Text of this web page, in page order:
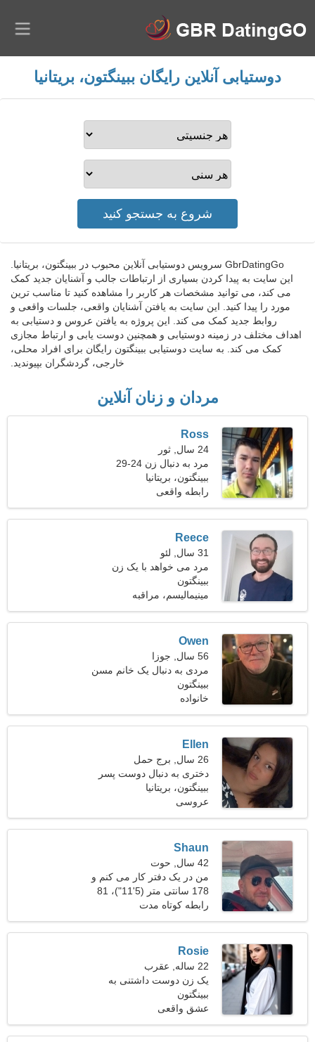
دوستیابی آنلاین رایگان ببینگتون، بریتانیا
GbrDatingGo سرویس دوستیابی آنلاین محبوب در ببینگتون، بریتانیا.
این سایت به پیدا کردن بسیاری از ارتباطات جالب و آشنایان جدید کمک
می کند، می توانید مشخصات هر کاربر را مشاهده کنید تا مناسب ترین
مورد را پیدا کنید. این سایت به یافتن آشنایان واقعی، جلسات واقعی و
روابط جدید کمک می کند. این پروژه به یافتن عروس و دستیابی به
اهداف مختلف در زمینه دوستیابی و همچنین دوست یابی و ارتباط مجازی
کمک می کند. به سایت دوستیابی ببینگتون رایگان برای افراد محلی،
خارجی، گردشگران بپیوندید.
مردان و زنان آنلاین
Ross
24 سال, ثور
مرد به دنبال زن 24-29
ببینگتون، بریتانیا
رابطه واقعی
Reece
31 سال, لئو
مرد می خواهد با یک زن
ملاقات کند
ببینگتون
مینیمالیسم، مراقبه
Owen
56 سال, جوزا
مردی به دنبال یک خانم مسن
47-52
ببینگتون
خانواده
Ellen
26 سال, برج حمل
دختری به دنبال دوست پسر
ببینگتون، بریتانیا
عروسی
Shaun
42 سال, حوت
من در یک دفتر کار می کنم و
به دنبال یک زن رمانتیک هستم
178 سانتی متر (5'11")، 81
کیلوگرم (178 پوند)
رابطه کوتاه مدت
Rosie
22 ساله, عقرب
یک زن دوست داشتنی به
دنبال کسی مثل شما می
گردد
ببینگتون
عشق واقعی